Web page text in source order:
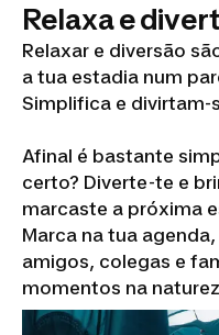
Relaxa e
Relaxar e diversão
a tua estadia num
Simplifica e divirtam-
Afinal é bastante
certo? Diverte-te e
marcaste a próxima
Marca na tua
amigos, colegas e
momentos na